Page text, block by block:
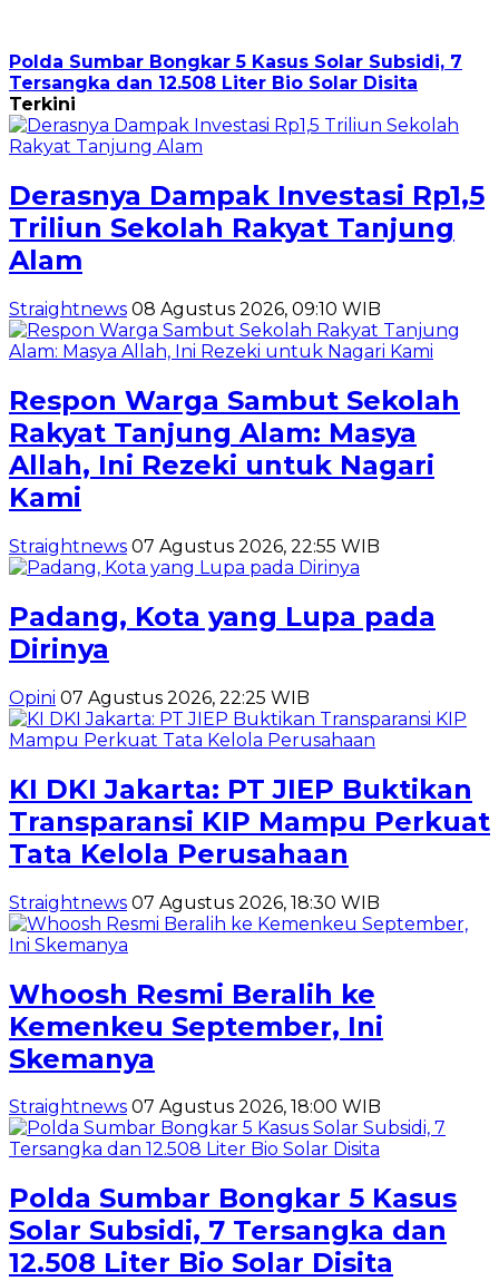
Polda Sumbar Bongkar 5 Kasus Solar Subsidi, 7
Tersangka dan 12.508 Liter Bio Solar Disita
Terkini
Derasnya Dampak Investasi Rp1,5
Triliun Sekolah Rakyat Tanjung
Alam
Straightnews 08 Agustus 2026, 09:10 WIB
Respon Warga Sambut Sekolah
Rakyat Tanjung Alam: Masya
Allah, Ini Rezeki untuk Nagari
Kami
Straightnews 07 Agustus 2026, 22:55 WIB
Padang, Kota yang Lupa pada
Dirinya
Opini 07 Agustus 2026, 22:25 WIB
KI DKI Jakarta: PT JIEP Buktikan
Transparansi KIP Mampu Perkuat
Tata Kelola Perusahaan
Straightnews 07 Agustus 2026, 18:30 WIB
Whoosh Resmi Beralih ke
Kemenkeu September, Ini
Skemanya
Straightnews 07 Agustus 2026, 18:00 WIB
Polda Sumbar Bongkar 5 Kasus
Solar Subsidi, 7 Tersangka dan
12.508 Liter Bio Solar Disita